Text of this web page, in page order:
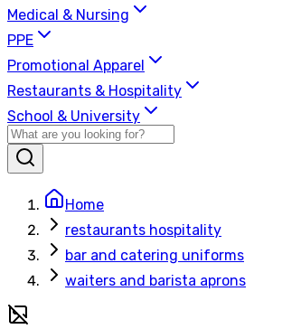
Medical & Nursing
PPE
Promotional Apparel
Restaurants & Hospitality
School & University
Home
restaurants hospitality
bar and catering uniforms
waiters and barista aprons